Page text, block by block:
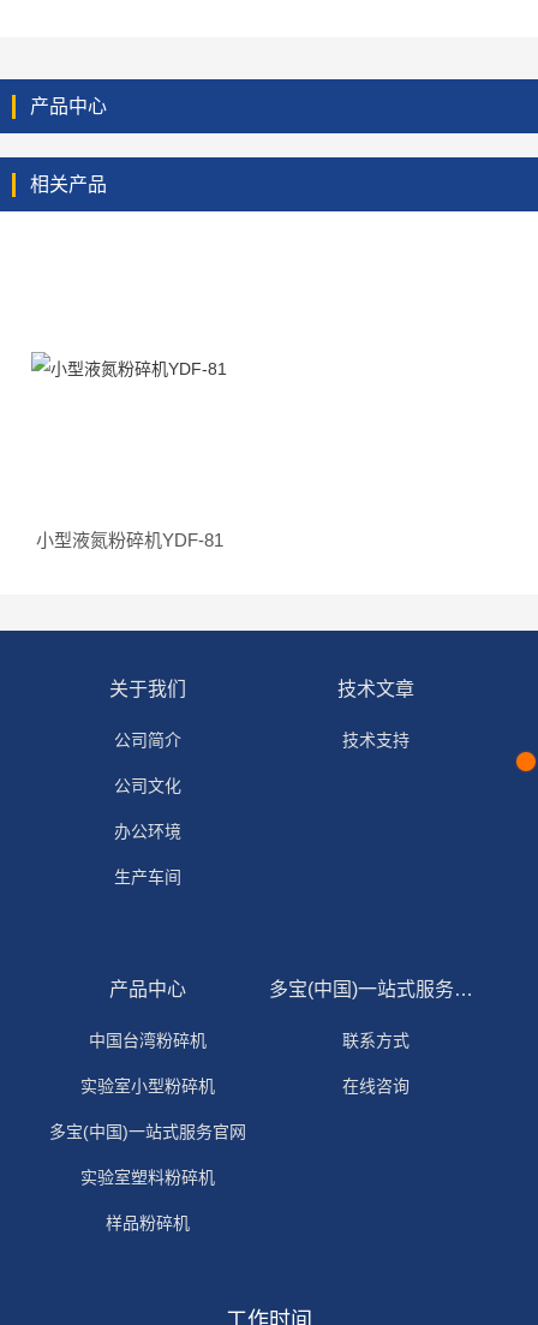
产品中心
相关产品
小型液氮粉碎机YDF-81
关于我们
公司简介
公司文化
办公环境
生产车间
技术文章
技术支持
产品中心
中国台湾粉碎机
实验室小型粉碎机
多宝(中国)一站式服务官网
实验室塑料粉碎机
样品粉碎机
多宝(中国)一站式服务官网
联系方式
在线咨询
工作时间